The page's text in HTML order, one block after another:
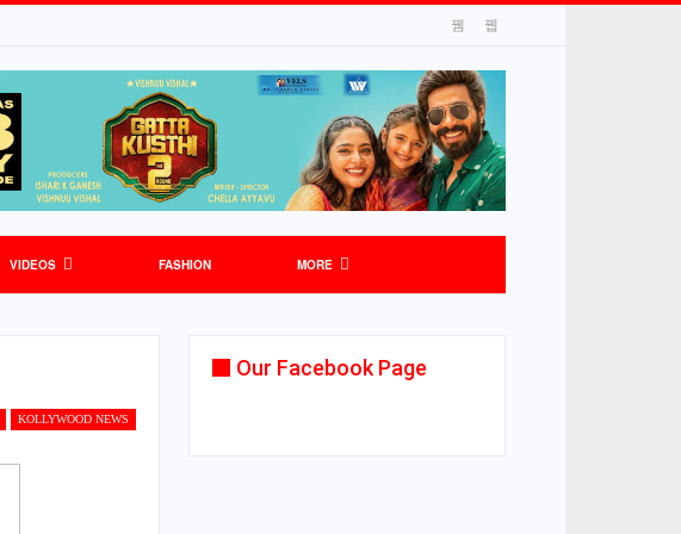
VIDEOS FASHION MORE
KOLLYWOOD NEWS
Our Facebook Page